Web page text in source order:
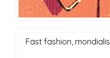
Fast fashion,